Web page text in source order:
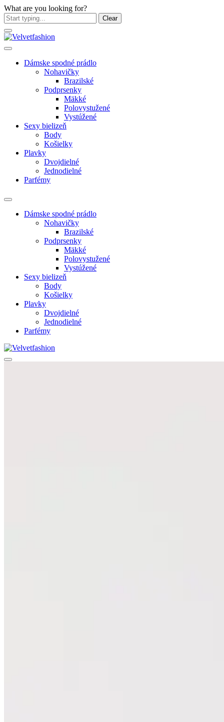
What are you looking for?
Clear
Dámske spodné prádlo
Nohavičky
Brazilské
Podprsenky
Mäkké
Polovystužené
Vystúžené
Sexy bielizeň
Body
Košielky
Plavky
Dvojdielné
Jednodielné
Parfémy
Dámske spodné prádlo
Nohavičky
Brazilské
Podprsenky
Mäkké
Polovystužené
Vystúžené
Sexy bielizeň
Body
Košielky
Plavky
Dvojdielné
Jednodielné
Parfémy